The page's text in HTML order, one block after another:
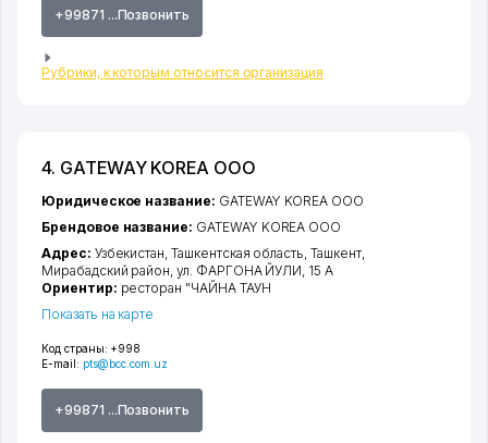
+99871 ...Позвонить
Рубрики, к которым относится организация
4. GATEWAY KOREA ООО
Код страны: +998
E-mail: pts@bcc.com.uz
+99871 ...Позвонить
Юридическое название: GATEWAY KOREA ООО
Брендовое название: GATEWAY KOREA ООО
Адрес: Узбекистан,Ташкентская область ,Ташкент,
Мирабадский район ,ул. ФАРГОНА ЙУЛИ , 15 А
Ориентир: ресторан "ЧАЙНА ТАУН
Показать на карте